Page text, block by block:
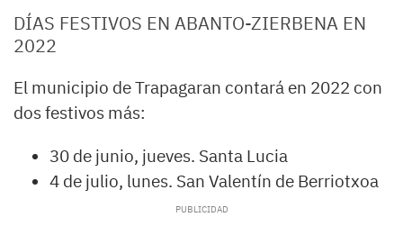
DÍAS FESTIVOS EN ABANTO-ZIERBENA EN
2022
El municipio de Trapagaran contará en 2022 con
dos festivos más:
30 de junio, jueves. Santa Lucia
4 de julio, lunes. San Valentín de Berriotxoa